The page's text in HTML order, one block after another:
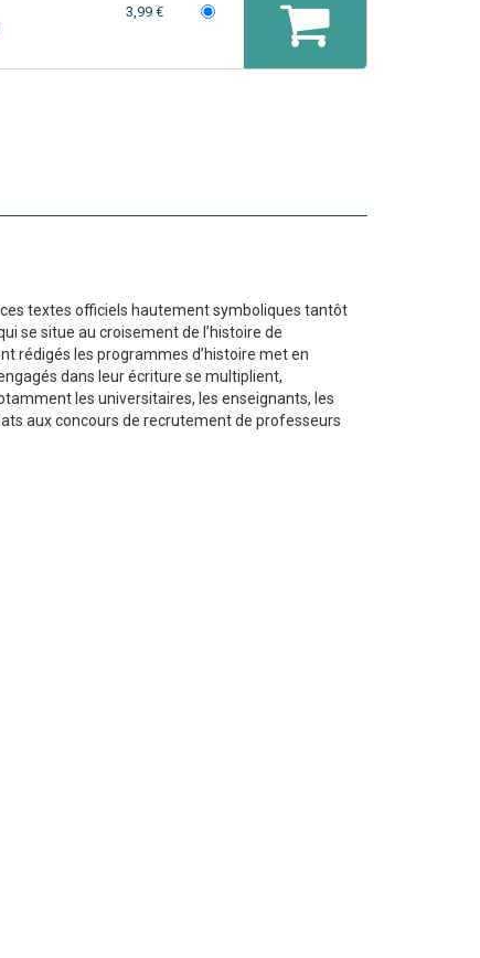
3,99 €
textes officiels hautement symboliques tantôt
se situe au croisement de l’histoire de
rédigés les programmes d’histoire met en
dans leur écriture se multiplient,
les universitaires, les enseignants, les
aux concours de recrutement de professeurs